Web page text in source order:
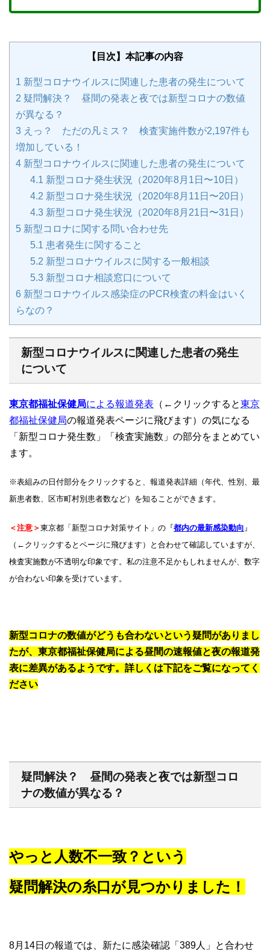
【目次】本記事の内容
1 新型コロナウイルスに関連した患者の発生について
2 疑問解決？ 昼間の発表と夜では新型コロナの数値
が異なる？
3 えっ？ ただの凡ミス？ 検査実施件数が2,197件も
増加している！
4 新型コロナウイルスに関連した患者の発生について
4.1 新型コロナ発生状況（2020年8月1日〜10日）
4.2 新型コロナ発生状況（2020年8月11日〜20日）
4.3 新型コロナ発生状況（2020年8月21日〜31日）
5 新型コロナに関する問い合わせ先
5.1 患者発生に関すること
5.2 新型コロナウイルスに関する一般相談
5.3 新型コロナ相談窓口について
6 新型コロナウイルス感染症のPCR検査の料金はいく
らなの？
新型コロナウイルスに関連した患者の発生
について
東京都福祉保健局による報道発表 （←クリックすると東京
都福祉保健局の報道発表ページに飛びます）の気になる
「新型コロナ発生数」「検査実施数」の部分をまとめてい
ます。
※表組みの日付部分をクリックすると、報道発表詳細（年代、性別、最
新患者数、区市町村別患者数など）を知ることができます。
＜注意＞ 東京都「新型コロナ対策サイト」の『都内の最新感染動向 』
（←クリックするとページに飛びます）と合わせて確認していますが、
検査実施数が不透明な印象です。私の注意不足かもしれませんが、数字
が合わない印象を受けています。
新型コロナの数値がどうも合わないという疑問がありまし
たが、東京都福祉保健局による昼間の速報値と夜の報道発
表に差異があるようです。詳しくは下記をご覧になってく
ださい
疑問解決？ 昼間の発表と夜では新型コロ
ナの数値が異なる？
やっと人数不一致？という
疑問解決の糸口が見つかりました！
8月14日の報道では、新たに感染確認「389人」と合わせ